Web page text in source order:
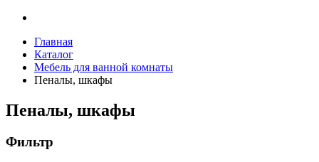
Главная
Каталог
Мебель для ванной комнаты
Пеналы, шкафы
Пеналы, шкафы
Фильтр